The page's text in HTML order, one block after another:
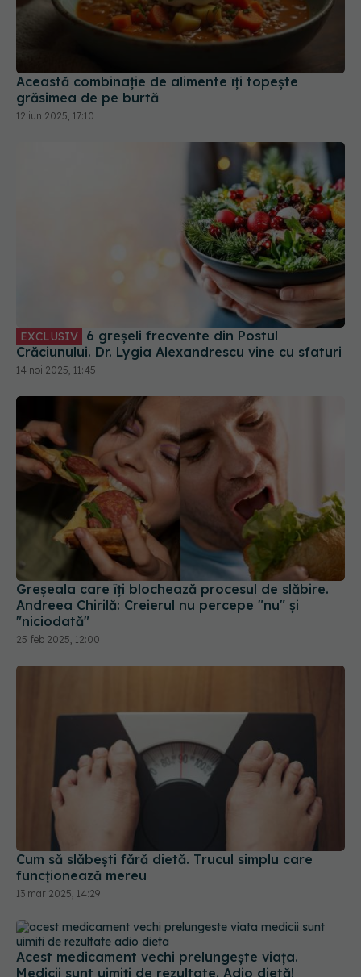
Această combinație de alimente îți topește
grăsimea de pe burtă
12 iun 2025, 17:10
EXCLUSIV
Crăciunului. Dr. Lygia Alexandrescu vine cu sfaturi
14 noi 2025, 11:45
Greșeala care îți blochează procesul de slăbire.
Andreea Chirilă: Creierul nu percepe "nu" și
"niciodată"
25 feb 2025, 12:00
Cum să slăbești fără dietă. Trucul simplu care
funcționează mereu
13 mar 2025, 14:29
Acest medicament vechi prelungește viața.
Medicii sunt uimiți de rezultate. Adio dietă!